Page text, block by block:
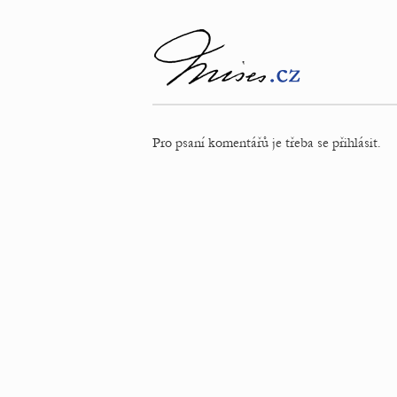
Pro psaní komentářů je třeba se přihlásit.